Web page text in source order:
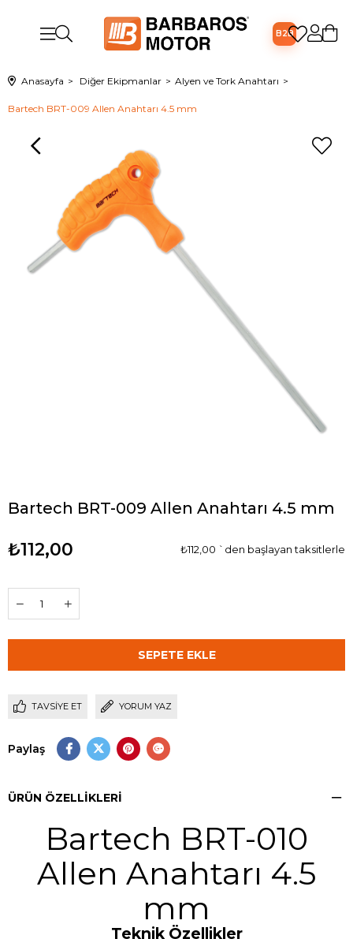
B2B
Anasayfa Diğer Ekipmanlar Alyen ve Tork Anahtarı
Bartech BRT-009 Allen Anahtarı 4.5 mm
Bartech BRT-009 Allen Anahtarı 4.5 mm
₺112,00 ₺112,00 `den başlayan taksitlerle
TAVSIYE ET YORUM YAZ
Paylaş
ÜRÜN ÖZELLIKLERI
Bartech BRT-010
Allen Anahtarı 4.5
mm
Teknik Özellikler